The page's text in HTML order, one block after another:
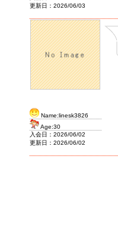
更新日：2026/06/03
Name:linesk3826
Age:30
入会日：2026/06/02
更新日：2026/06/02